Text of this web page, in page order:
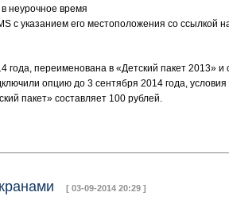
неурочное время
с указанием его местоположения со ссылкой
переименована в «Детский пакет 2013» и
опцию до 3 сентября 2014 года,
пакет» составляет 100 рублей.
[ 03-09-2014 20:29 ]